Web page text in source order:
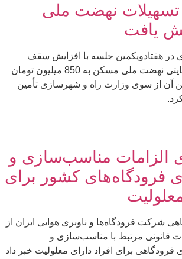
نهضت ملی
یافت
در هفتادویکمین جلسه با افزایش سقف
تسهیلات طرح‌های حمایتی نهضت ملی مسکن به 850 میلیون تومان
آن از سوی وزارت راه و شهرسازی تأمین
الزامات مناسب‌سازی و
فرودگاه‌های کشور برای
شرکت فرودگاه‌ها و ناوبری هوایی ایران از
قانونی مرتبط با مناسب‌سازی و
برای افراد دارای معلولیت خبر داد